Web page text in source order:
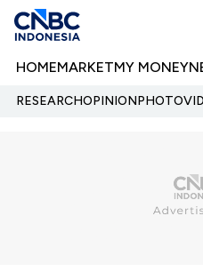
HOMEMARKETMY MONEY
RESEARCHOPINIONPHOTO